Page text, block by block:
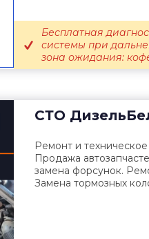
Бесплатная
системы при
зона ожидания:
СТО
Ремонт и
Продажа
замена форсунок.
Замена тормозных